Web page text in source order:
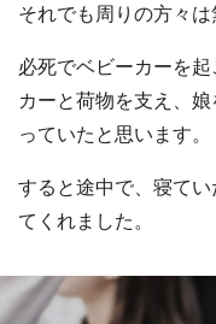
それでも周りの方々は
必死でベビーカーを
カーと荷物を支え、
っていたと思います。
すると途中で、寝て
てくれました。